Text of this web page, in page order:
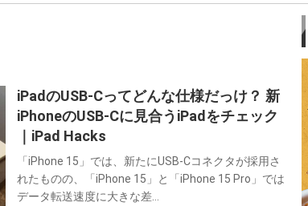
iPadのUSB-Cってどんな仕様だっけ？ 新
iPhoneのUSB-Cに見合うiPadをチェック
｜iPad Hacks
「iPhone 15」では、新たにUSB-Cコネクタが採用さ
れたものの、「iPhone 15」と「iPhone 15 Pro」では
データ転送速度に大きな差…